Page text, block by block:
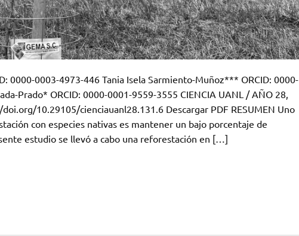
0000-0003-4973-446 Tania Isela Sarmiento-Muñoz*** ORCID: 0000-
Prado* ORCID: 0000-0001-9559-3555 CIENCIA UANL / AÑO 28,
10.29105/cienciauanl28.131.6 Descargar PDF RESUMEN Uno
con especies nativas es mantener un bajo porcentaje de
estudio se llevó a cabo una reforestación en […]